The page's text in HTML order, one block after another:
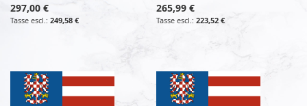
297,00 €
249,58 €
265,99 €
223,52 €